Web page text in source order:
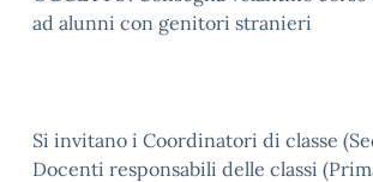
ad alunni con genitori stranieri
Si invitano i Coordinatori di classe
Docenti responsabili delle classi